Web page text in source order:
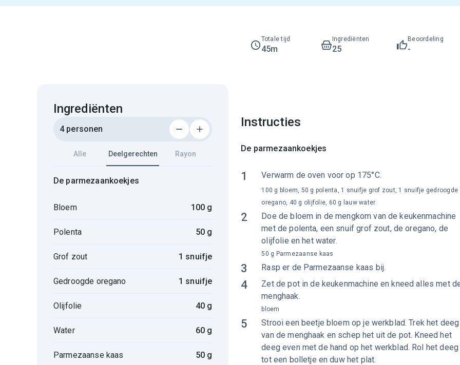
Totale tijd
45m
Ingrediënten
25
Beoordeling
-
Ingrediënten
4 personen
Alle Deelgerechten Rayon
De parmezaankoekjes
Bloem 100 g
Polenta 50 g
Grof zout 1 snuifje
Gedroogde oregano 1 snuifje
Olijfolie 40 g
Water 60 g
Parmezaanse kaas 50 g
Instructies
De parmezaankoekjes
1 Verwarm de oven voor op 175°C.
2
Doe de bloem in de mengkom van de keukenmachine
met de polenta, een snuif grof zout, de oregano, de
olijfolie en het water.
100 g bloem, 50 g polenta, 1 snuifje grof zout, 1 snuifje gedroogde
oregano, 40 g olijfolie, 60 g lauw water
3 Rasp er de Parmezaanse kaas bij.
50 g Parmezaanse kaas
4
Zet de pot in de keukenmachine en kneed alles met
menghaak.
5
Strooi een beetje bloem op je werkblad. Trek het deeg
van de menghaak en schep het uit de pot. Kneed het
deeg even met de hand op het werkblad. Rol het deeg
tot een bolletje en duw het plat.
bloem